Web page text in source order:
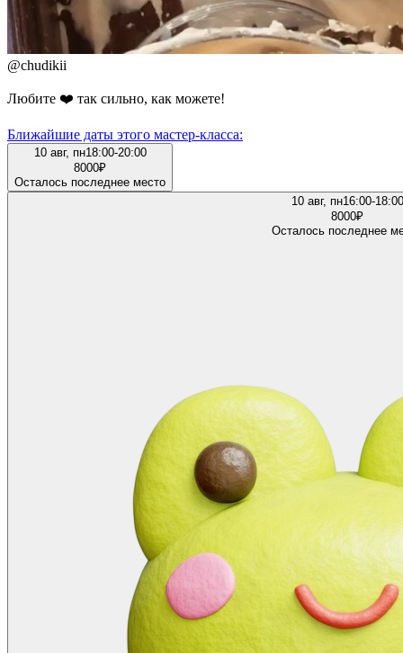
@chudikii
Любите ❤️ так сильно, как можете!
Ближайшие даты этого мастер‑класса:
10 авг, пн18:00-20:00
8000₽
Осталось последнее место
10 авг, пн16:00-18:00
8000₽
Осталось последнее